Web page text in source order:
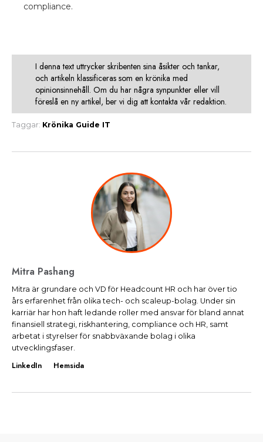
compliance.
I denna text uttrycker skribenten sina åsikter och tankar,
och artikeln klassificeras som en krönika med
opinionsinnehåll. Om du har några synpunkter eller vill
föreslå en ny artikel, ber vi dig att kontakta vår redaktion.
Taggar: Krönika Guide IT
Mitra Pashang
Mitra är grundare och VD för Headcount HR och har över tio
års erfarenhet från olika tech- och scaleup-bolag. Under sin
karriär har hon haft ledande roller med ansvar för bland annat
finansiell strategi, riskhantering, compliance och HR, samt
arbetat i styrelser för snabbväxande bolag i olika
utvecklingsfaser.
LinkedIn Hemsida